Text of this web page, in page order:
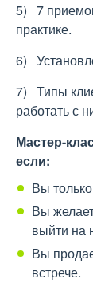
5) 7
практике.
6)
7) Типы
работать с
Мастер-
если:
Вы
Вы
выйти на
Вы
встрече.